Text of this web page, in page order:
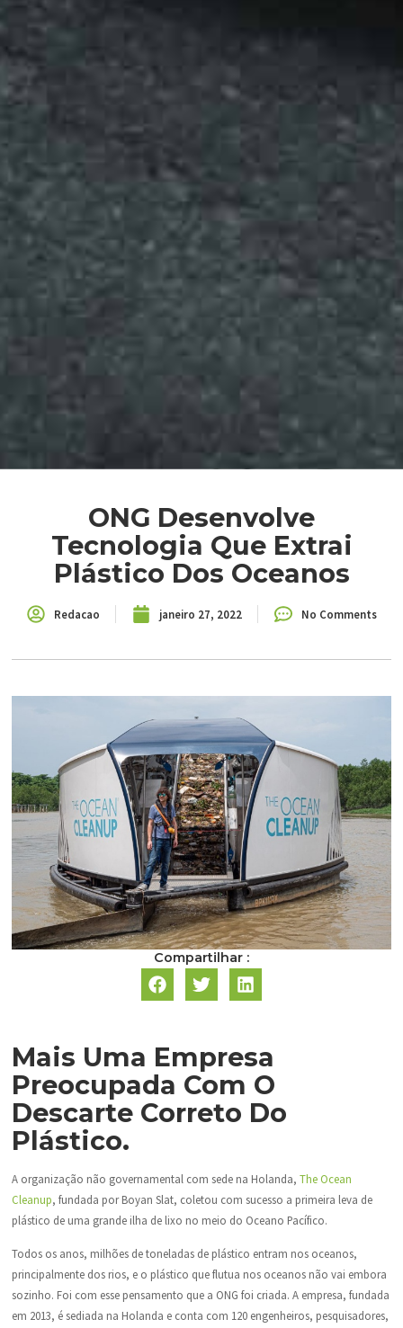
ONG Desenvolve
Tecnologia Que Extrai
Plástico Dos Oceanos
Redacao janeiro 27, 2022 No Comments
Compartilhar :
Mais Uma Empresa
Preocupada Com O
Descarte Correto Do
Plástico.
A organização não governamental com sede na Holanda, The Ocean
Cleanup, fundada por Boyan Slat, coletou com sucesso a primeira leva de
plástico de uma grande ilha de lixo no meio do Oceano Pacífico.
Todos os anos, milhões de toneladas de plástico entram nos oceanos,
principalmente dos rios, e o plástico que flutua nos oceanos não vai embora
sozinho. Foi com esse pensamento que a ONG foi criada. A empresa, fundada
em 2013, é sediada na Holanda e conta com 120 engenheiros, pesquisadores,